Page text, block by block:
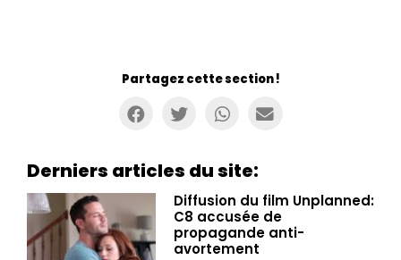
Partagez cette section !
Derniers articles du site:
Diffusion du film Unplanned:
C8 accusée de
propagande anti-
avortement